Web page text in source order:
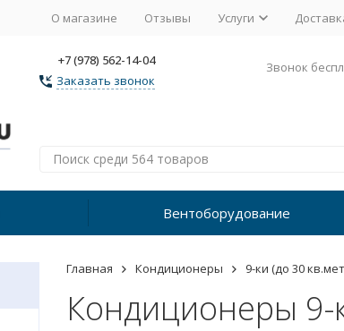
О магазине Отзывы Услуги
+7 (978) 562-14-04
Заказать звонок
Звонок
Вентоборудование
Главная Кондиционеры 9-ки (до 30
Кондиционеры 9-